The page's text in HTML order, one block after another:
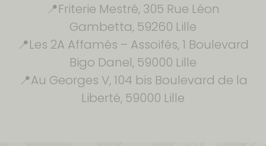
📍Friterie Mestré, 305 Rue Léon
Gambetta, 59260 Lille
📍Les 2A Affamés – Assoifés, 1 Boulevard
Bigo Danel, 59000 Lille
📍Au Georges V, 104 bis Boulevard de la
Liberté, 59000 Lille